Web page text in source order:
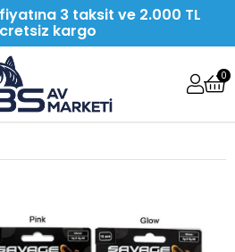
3 taksit ve 2.000 TL
kargo
0